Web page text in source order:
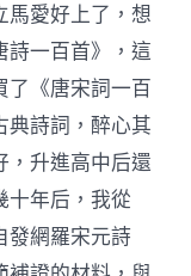
馬愛好上了，想
詩一百首》，這
了《唐宋詞一百
典詩詞，醉心其
，升進高中后還
十年后，我從
發網羅宋元詩